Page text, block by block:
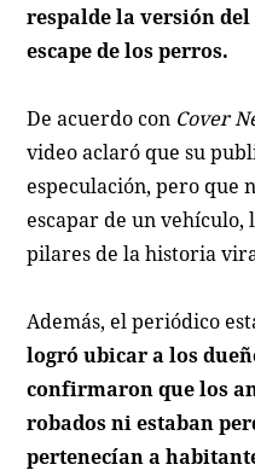
respalde la versión
escape de los perros.
De acuerdo con Cover
video aclaró que su
especulación, pero que
escapar de un vehículo,
pilares de la historia
Además, el periódico
logró ubicar a los
confirmaron que los
robados ni estaban
pertenecían a